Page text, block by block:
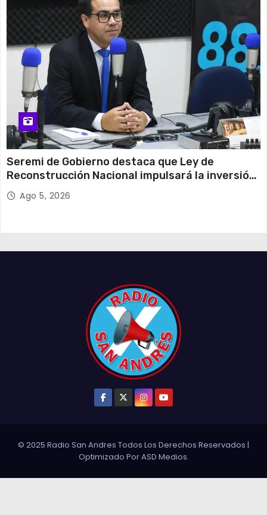
Seremi de Gobierno destaca que Ley de
Reconstrucción Nacional impulsará la inversión
y el empleo en Tarapacá
Ago 5, 2026
© 2025 Radio San Andres Todos Los Derechos Reservados |
Optimizado PorASD Medios.